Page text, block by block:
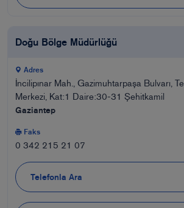
Doğu Bölge Müdürlüğü
Adres
İncilipınar Mah., Gazimuhtarpaşa Bulvarı,
Merkezi, Kat:1 Daire:30-31 Şehitkamil
Gaziantep
Faks
0 342 215 21 07
Telefonla Ara